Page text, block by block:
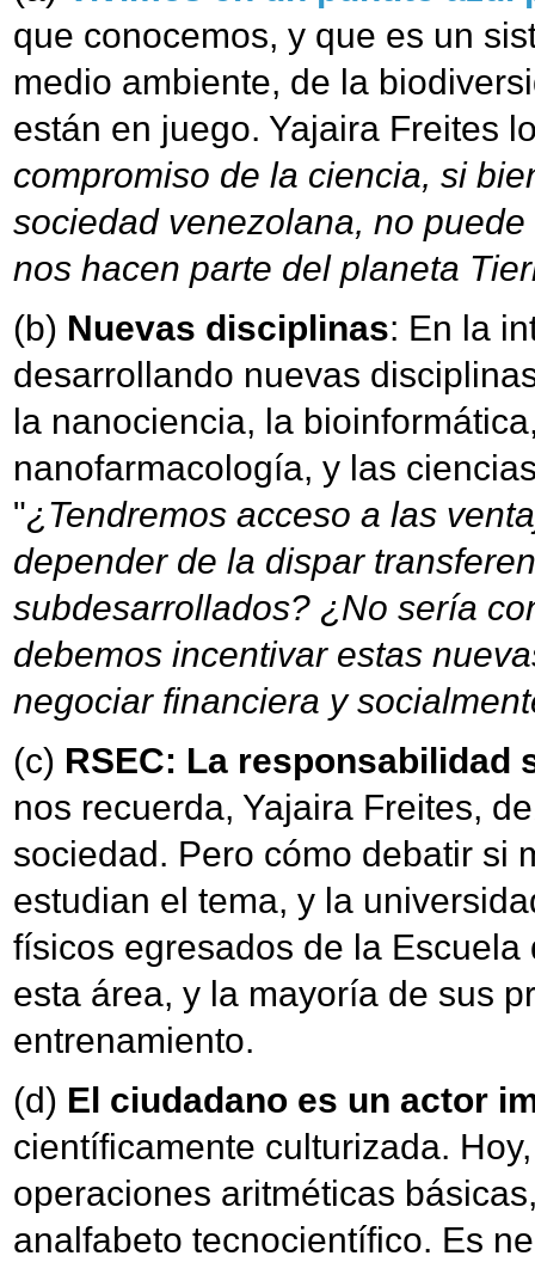
que conocemos, y que es un
medio ambiente, de la
están en juego. Yajaira Freites
compromiso de la ciencia, si
sociedad venezolana, no
nos hacen parte del planeta
(b) Nuevas disciplinas: En la
desarrollando nuevas
la nanociencia, la
nanofarmacología, y las
"¿Tendremos acceso a las
depender de la dispar
subdesarrollados? ¿No sería
debemos incentivar estas
negociar financiera y
(c) RSEC: La responsabilidad
nos recuerda, Yajaira Freites,
sociedad. Pero cómo debatir si
estudian el tema, y la
físicos egresados de la
esta área, y la mayoría de sus
entrenamiento.
(d) El ciudadano es un actor
científicamente culturizada.
operaciones aritméticas
analfabeto tecnocientífico. Es